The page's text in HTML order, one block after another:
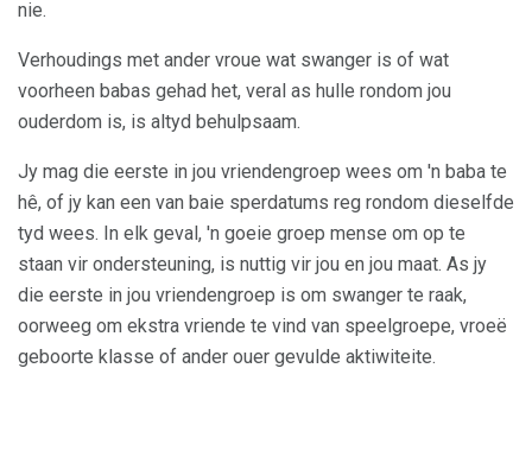
nie.
Verhoudings met ander vroue wat swanger is of wat
voorheen babas gehad het, veral as hulle rondom jou
ouderdom is, is altyd behulpsaam.
Jy mag die eerste in jou vriendengroep wees om 'n baba te
hê, of jy kan een van baie sperdatums reg rondom dieselfde
tyd wees. In elk geval, 'n goeie groep mense om op te
staan ​​vir ondersteuning, is nuttig vir jou en jou maat. As jy
die eerste in jou vriendengroep is om swanger te raak,
oorweeg om ekstra vriende te vind van speelgroepe, vroeë
geboorte klasse of ander ouer gevulde aktiwiteite.